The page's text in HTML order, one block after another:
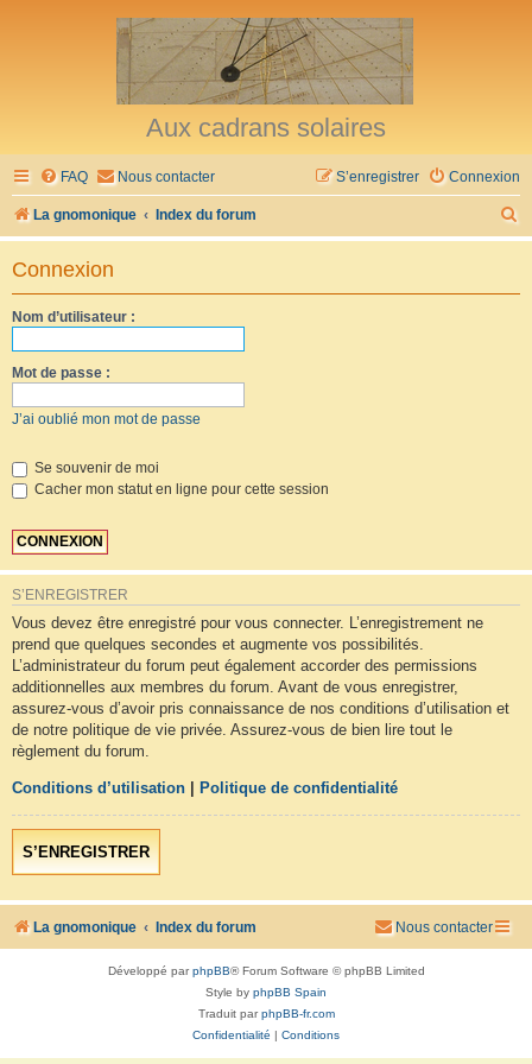
Aux cadrans solaires
FAQ Nous contacter Connexion
S’enregistrer
La gnomonique Index du forum
e
Connexion
Nom d’utilisateur :
Mot de passe :
J’ai oublié mon mot de passe
Se souvenir de moi
Cacher mon statut en ligne pour cette session
S’ENREGISTRER
Vous devez être enregistré pour vous connecter. L’enregistrement ne
prend que quelques secondes et augmente vos possibilités.
L’administrateur du forum peut également accorder des permissions
additionnelles aux membres du forum. Avant de vous enregistrer,
assurez-vous d’avoir pris connaissance de nos conditions d’utilisation et
de notre politique de vie privée. Assurez-vous de bien lire tout le
règlement du forum.
Conditions d’utilisation Politique de confidentialité
S’ENREGISTRER
La gnomonique Index du forum Nous contacter
Développé parphpBB® Forum Software © phpBB Limited
Style by phpBB Spain
Traduit parphpBB-fr.com
Confidentialité
Conditions